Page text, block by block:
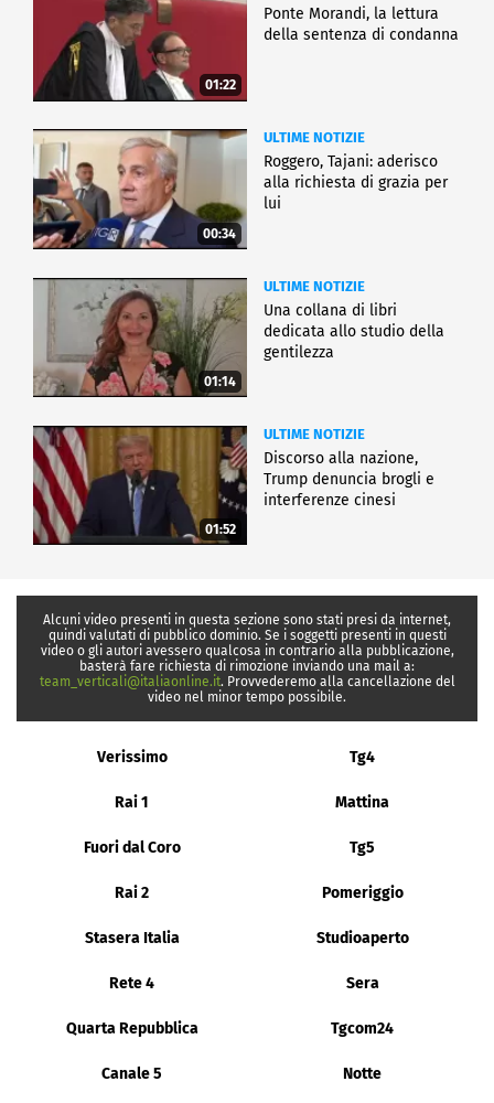
01:22
Ponte Morandi, la lettura
della sentenza di condanna
00:34
ULTIME NOTIZIE
Roggero, Tajani: aderisco
alla richiesta di grazia per
lui
01:14
ULTIME NOTIZIE
Una collana di libri
dedicata allo studio della
gentilezza
01:52
ULTIME NOTIZIE
Discorso alla nazione,
Trump denuncia brogli e
interferenze cinesi
Alcuni video presenti in questa sezione sono stati presi da internet,
quindi valutati di pubblico dominio. Se i soggetti presenti in questi
video o gli autori avessero qualcosa in contrario alla pubblicazione,
basterà fare richiesta di rimozione inviando una mail a:
team_verticali@italiaonline.it. Provvederemo alla cancellazione del
video nel minor tempo possibile.
Verissimo Tg4
Rai 1 Mattina
Fuori dal Coro Tg5
Rai 2 Pomeriggio
Stasera Italia Studioaperto
Rete 4 Sera
Quarta Repubblica Tgcom24
Canale 5 Notte